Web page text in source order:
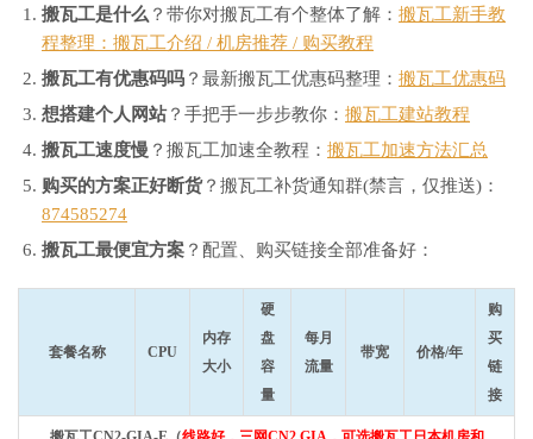
搬瓦工是什么 ？带你对搬瓦工有个整体了解： 搬瓦工新手教
程整理：搬瓦工介绍 / 机房推荐 / 购买教程
搬瓦工有优惠码吗 ？最新搬瓦工优惠码整理： 搬瓦工优惠码
想搭建个人网站？手把手一步步教你： 搬瓦工建站教程
搬瓦工速度慢 ？搬瓦工加速全教程： 搬瓦工加速方法汇总
购买的方案正好断货？搬瓦工补货通知群(禁言，仅推送)：
874585274
搬瓦工最便宜方案 ？配置、购买链接全部准备好：
套餐名称 CPU
内存
大小
硬
盘
容
量
每月
流量
带宽 价格/年
购
买
链
接